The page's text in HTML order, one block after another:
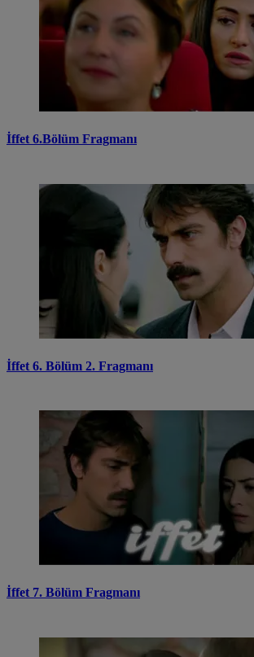
İffet 6.Bölüm Fragmanı
İffet 6. Bölüm 2. Fragmanı
İffet 7. Bölüm Fragmanı